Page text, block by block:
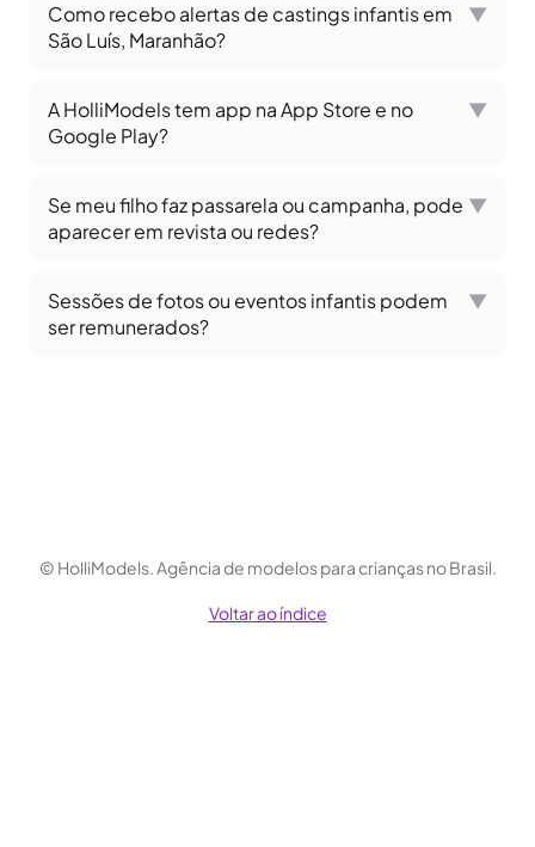
Como recebo alertas de castings infantis em
São Luís, Maranhão?
▼
A HolliModels tem app na App Store e no
Google Play?
▼
Se meu filho faz passarela ou campanha, pode
aparecer em revista ou redes?
▼
Sessões de fotos ou eventos infantis podem
ser remunerados?
▼
© HolliModels.Agência de modelos para crianças no Brasil.
Voltar ao índice